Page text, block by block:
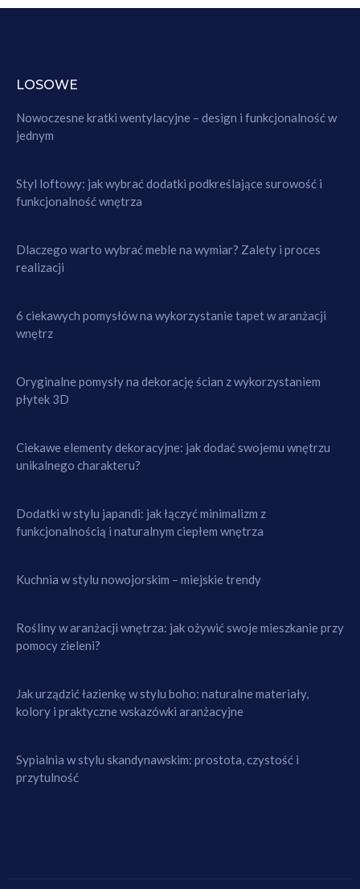
LOSOWE
Nowoczesne kratki wentylacyjne – design i funkcjonalność w
jednym
Styl loftowy: jak wybrać dodatki podkreślające surowość i
funkcjonalność wnętrza
Dlaczego warto wybrać meble na wymiar? Zalety i proces
realizacji
6 ciekawych pomysłów na wykorzystanie tapet w aranżacji
wnętrz
Oryginalne pomysły na dekorację ścian z wykorzystaniem
płytek 3D
Ciekawe elementy dekoracyjne: jak dodać swojemu wnętrzu
unikalnego charakteru?
Dodatki w stylu japandi: jak łączyć minimalizm z
funkcjonalnością i naturalnym ciepłem wnętrza
Kuchnia w stylu nowojorskim – miejskie trendy
Rośliny w aranżacji wnętrza: jak ożywić swoje mieszkanie przy
pomocy zieleni?
Jak urządzić łazienkę w stylu boho: naturalne materiały,
kolory i praktyczne wskazówki aranżacyjne
Sypialnia w stylu skandynawskim: prostota, czystość i
przytulność